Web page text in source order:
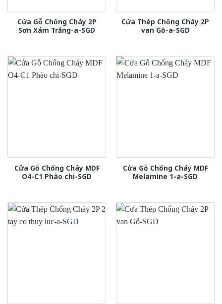
Cửa Gỗ Chống Cháy 2P
Sơn Xám Trắng-a-SGD
Cửa Thép Chống Cháy 2P
van Gỗ-a-SGD
Cửa Gỗ Chống Cháy MDF
O4-C1 Phào chi-SGD
Cửa Gỗ Chống Cháy MDF
Melamine 1-a-SGD